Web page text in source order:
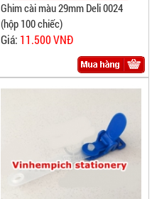
Ghim cài màu 29mm Deli 0024
(hộp 100 chiếc)
Giá: 11.500 VNĐ